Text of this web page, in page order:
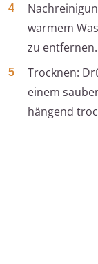
warmem
zu entfernen.
Trocknen:
einem
hängend